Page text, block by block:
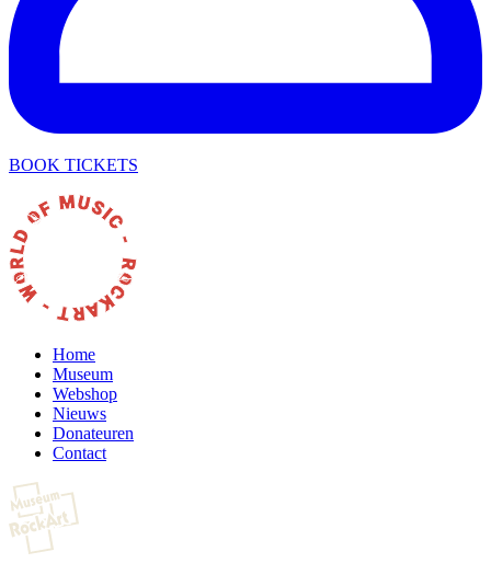
BOOK TICKETS
Home
Museum
Webshop
Nieuws
Donateuren
Contact